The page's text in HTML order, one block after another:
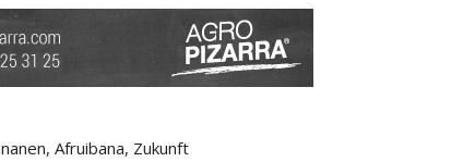
Afruibana, Zukunft